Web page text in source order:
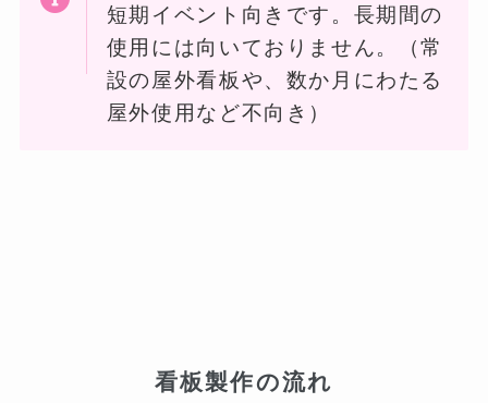
短期イベント向きです。長期間の
使用には向いておりません。（常
設の屋外看板や、数か月にわたる
屋外使用など不向き）
看板製作の流れ